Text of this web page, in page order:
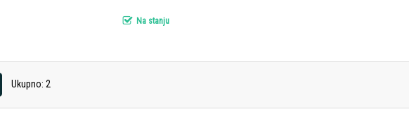
Na stanju
Ukupno: 2